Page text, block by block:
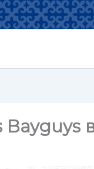
Bayguys